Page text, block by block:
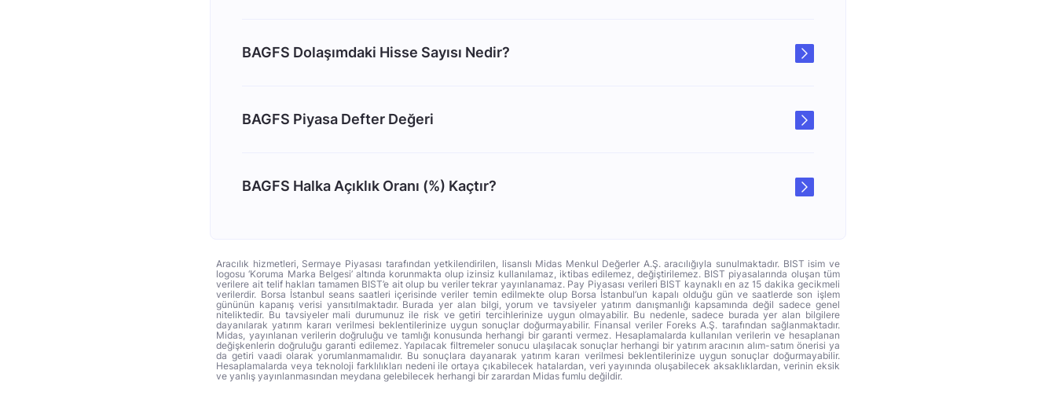
BAGFS Dolaşımdaki Hisse Sayısı Nedir?
BAGFS Piyasa Defter Değeri
BAGFS Halka Açıklık Oranı (%) Kaçtır?
Aracılık hizmetleri, Sermaye Piyasası tarafından yetkilendirilen, lisanslı Midas Menkul Değerler A.Ş. aracılığıyla sunulmaktadır. BIST isim ve
logosu ‘Koruma Marka Belgesi’ altında korunmakta olup izinsiz kullanılamaz, iktibas edilemez, değiştirilemez. BIST piyasalarında oluşan tüm
verilere ait telif hakları tamamen BIST’e ait olup bu veriler tekrar yayınlanamaz. Pay Piyasası verileri BIST kaynaklı en az 15 dakika gecikmeli
verilerdir. Borsa İstanbul seans saatleri içerisinde veriler temin edilmekte olup Borsa İstanbul’un kapalı olduğu gün ve saatlerde son işlem
gününün kapanış verisi yansıtılmaktadır. Burada yer alan bilgi, yorum ve tavsiyeler yatırım danışmanlığı kapsamında değil sadece genel
niteliktedir. Bu tavsiyeler mali durumunuz ile risk ve getiri tercihlerinize uygun olmayabilir. Bu nedenle, sadece burada yer alan bilgilere
dayanılarak yatırım kararı verilmesi beklentilerinize uygun sonuçlar doğurmayabilir. Finansal veriler Foreks A.Ş. tarafından sağlanmaktadır.
Midas, yayınlanan verilerin doğruluğu ve tamlığı konusunda herhangi bir garanti vermez. Hesaplamalarda kullanılan verilerin ve hesaplanan
değişkenlerin doğruluğu garanti edilemez. Yapılacak filtremeler sonucu ulaşılacak sonuçlar herhangi bir yatırım aracının alım-satım önerisi ya
da getiri vaadi olarak yorumlanmamalıdır. Bu sonuçlara dayanarak yatırım kararı verilmesi beklentilerinize uygun sonuçlar doğurmayabilir.
Hesaplamalarda veya teknoloji farklılıkları nedeni ile ortaya çıkabilecek hatalardan, veri yayınında oluşabilecek aksaklıklardan, verinin eksik
ve yanlış yayınlanmasından meydana gelebilecek herhangi bir zarardan Midas fumlu değildir.